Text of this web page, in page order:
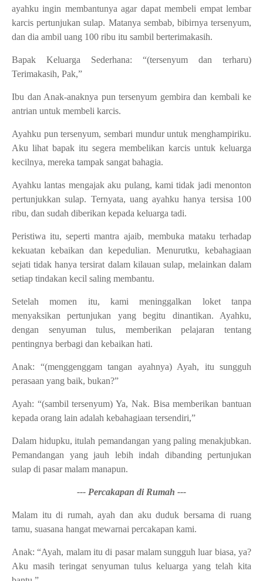
ayahku ingin membantunya agar dapat membeli empat lembar
karcis pertunjukan sulap. Matanya sembab, bibirnya tersenyum,
dan dia ambil uang 100 ribu itu sambil berterimakasih.
Bapak Keluarga Sederhana: “(tersenyum dan terharu)
Terimakasih, Pak,”
Ibu dan Anak-anaknya pun tersenyum gembira dan kembali ke
antrian untuk membeli karcis.
Ayahku pun tersenyum, sembari mundur untuk menghampiriku.
Aku lihat bapak itu segera membelikan karcis untuk keluarga
kecilnya, mereka tampak sangat bahagia.
Ayahku lantas mengajak aku pulang, kami tidak jadi menonton
pertunjukkan sulap. Ternyata, uang ayahku hanya tersisa 100
ribu, dan sudah diberikan kepada keluarga tadi.
Peristiwa itu, seperti mantra ajaib, membuka mataku terhadap
kekuatan kebaikan dan kepedulian. Menurutku, kebahagiaan
sejati tidak hanya tersirat dalam kilauan sulap, melainkan dalam
setiap tindakan kecil saling membantu.
Setelah momen itu, kami meninggalkan loket tanpa
menyaksikan pertunjukan yang begitu dinantikan. Ayahku,
dengan senyuman tulus, memberikan pelajaran tentang
pentingnya berbagi dan kebaikan hati.
Anak: “(menggenggam tangan ayahnya) Ayah, itu sungguh
perasaan yang baik, bukan?”
Ayah: “(sambil tersenyum) Ya, Nak. Bisa memberikan bantuan
kepada orang lain adalah kebahagiaan tersendiri,”
Dalam hidupku, itulah pemandangan yang paling menakjubkan.
Pemandangan yang jauh lebih indah dibanding pertunjukan
sulap di pasar malam manapun.
--- Percakapan di Rumah ---
Malam itu di rumah, ayah dan aku duduk bersama di ruang
tamu, suasana hangat mewarnai percakapan kami.
Anak: “Ayah, malam itu di pasar malam sungguh luar biasa, ya?
Aku masih teringat senyuman tulus keluarga yang telah kita